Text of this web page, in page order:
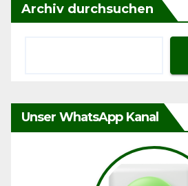
Archiv durchsuchen
Unser WhatsApp Kanal